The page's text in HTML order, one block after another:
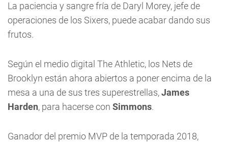
La paciencia y sangre fría de Daryl Morey, jefe de
operaciones de los Sixers, puede acabar dando sus
frutos.
Según el medio digital The Athletic, los Nets de
Brooklyn están ahora abiertos a poner encima de la
mesa a una de sus tres superestrellas,James
Harden, para hacerse con Simmons.
Ganador del premio MVP de la temporada 2018,